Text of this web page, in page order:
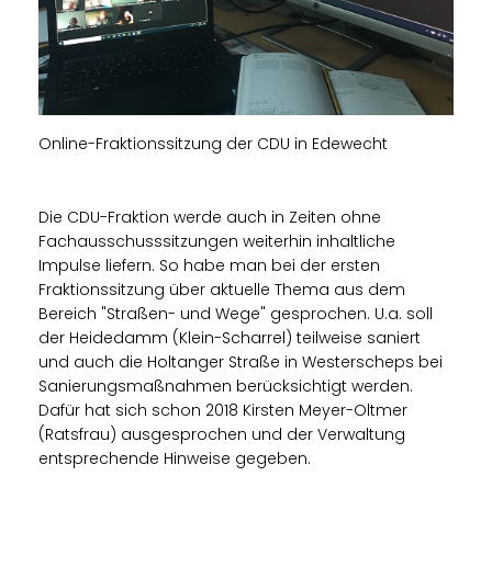
Online-Fraktionssitzung der CDU in Edewecht
Die CDU-Fraktion werde auch in Zeiten ohne
Fachausschusssitzungen weiterhin inhaltliche
Impulse liefern. So habe man bei der ersten
Fraktionssitzung über aktuelle Thema aus dem
Bereich "Straßen- und Wege" gesprochen. U.a. soll
der Heidedamm (Klein-Scharrel) teilweise saniert
und auch die Holtanger Straße in Westerscheps bei
Sanierungsmaßnahmen berücksichtigt werden.
Dafür hat sich schon 2018 Kirsten Meyer-Oltmer
(Ratsfrau) ausgesprochen und der Verwaltung
entsprechende Hinweise gegeben.